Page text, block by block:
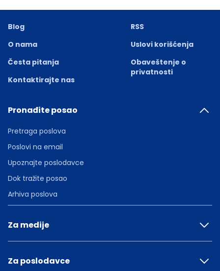
Blog
O nama
Česta pitanja
Kontaktirajte nas
RSS
Uslovi korišćenja
Obaveštenje o
privatnosti
Pronađite posao
Pretraga poslova
Poslovi na email
Upoznajte poslodavce
Dok tražite posao
Arhiva poslova
Za medije
Za poslodavce